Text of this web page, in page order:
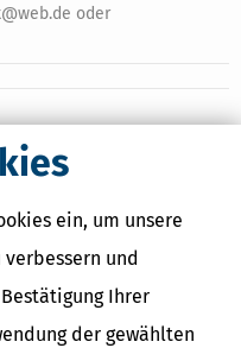
ein, um unsere
und
Ihrer
der gewählten
oder